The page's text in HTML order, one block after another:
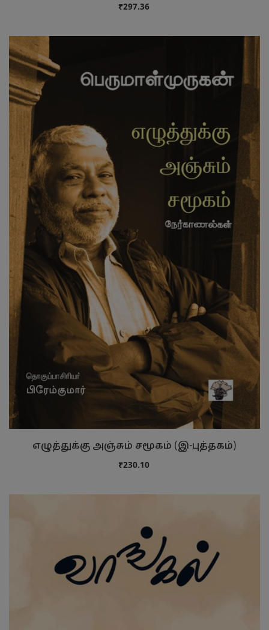
₹297.36
எழுத்துக்கு அஞ்சும் சமூகம் (இ-புத்தகம்)
₹230.10